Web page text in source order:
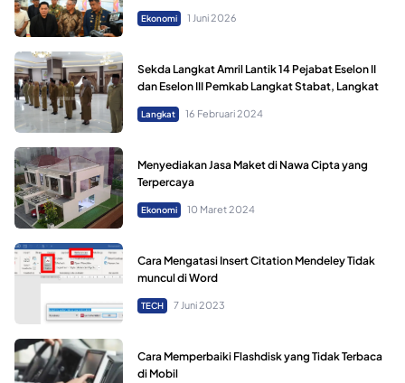
Ekonomi 1 Juni 2026
Sekda Langkat Amril Lantik 14 Pejabat Eselon II
dan Eselon III Pemkab Langkat Stabat, Langkat
Langkat 16 Februari 2024
Menyediakan Jasa Maket di Nawa Cipta yang
Terpercaya
Ekonomi 10 Maret 2024
Cara Mengatasi Insert Citation Mendeley Tidak
muncul di Word
TECH 7 Juni 2023
Cara Memperbaiki Flashdisk yang Tidak Terbaca
di Mobil